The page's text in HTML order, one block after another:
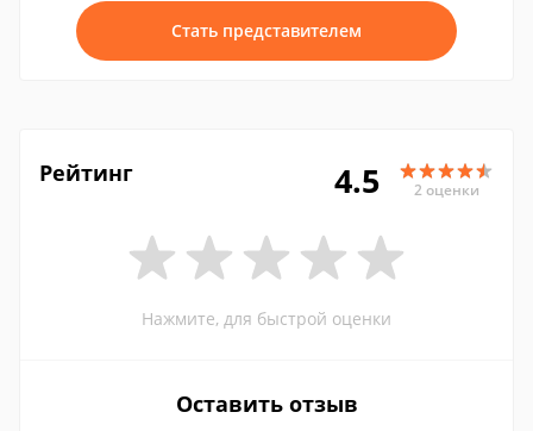
Стать представителем
Рейтинг 4.5 2 оценки
Нажмите, для быстрой оценки
Оставить отзыв